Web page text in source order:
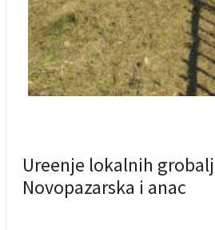
Ureenje lokalnih
Novopazarska i anac